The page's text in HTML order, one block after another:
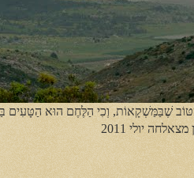
שֶׁבַּמַּשְׁקָאוֹת, וְכִי הַלֶּחֶם הוּא הַטָּעִים
יולי 2011